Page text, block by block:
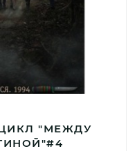
"МЕЖДУ